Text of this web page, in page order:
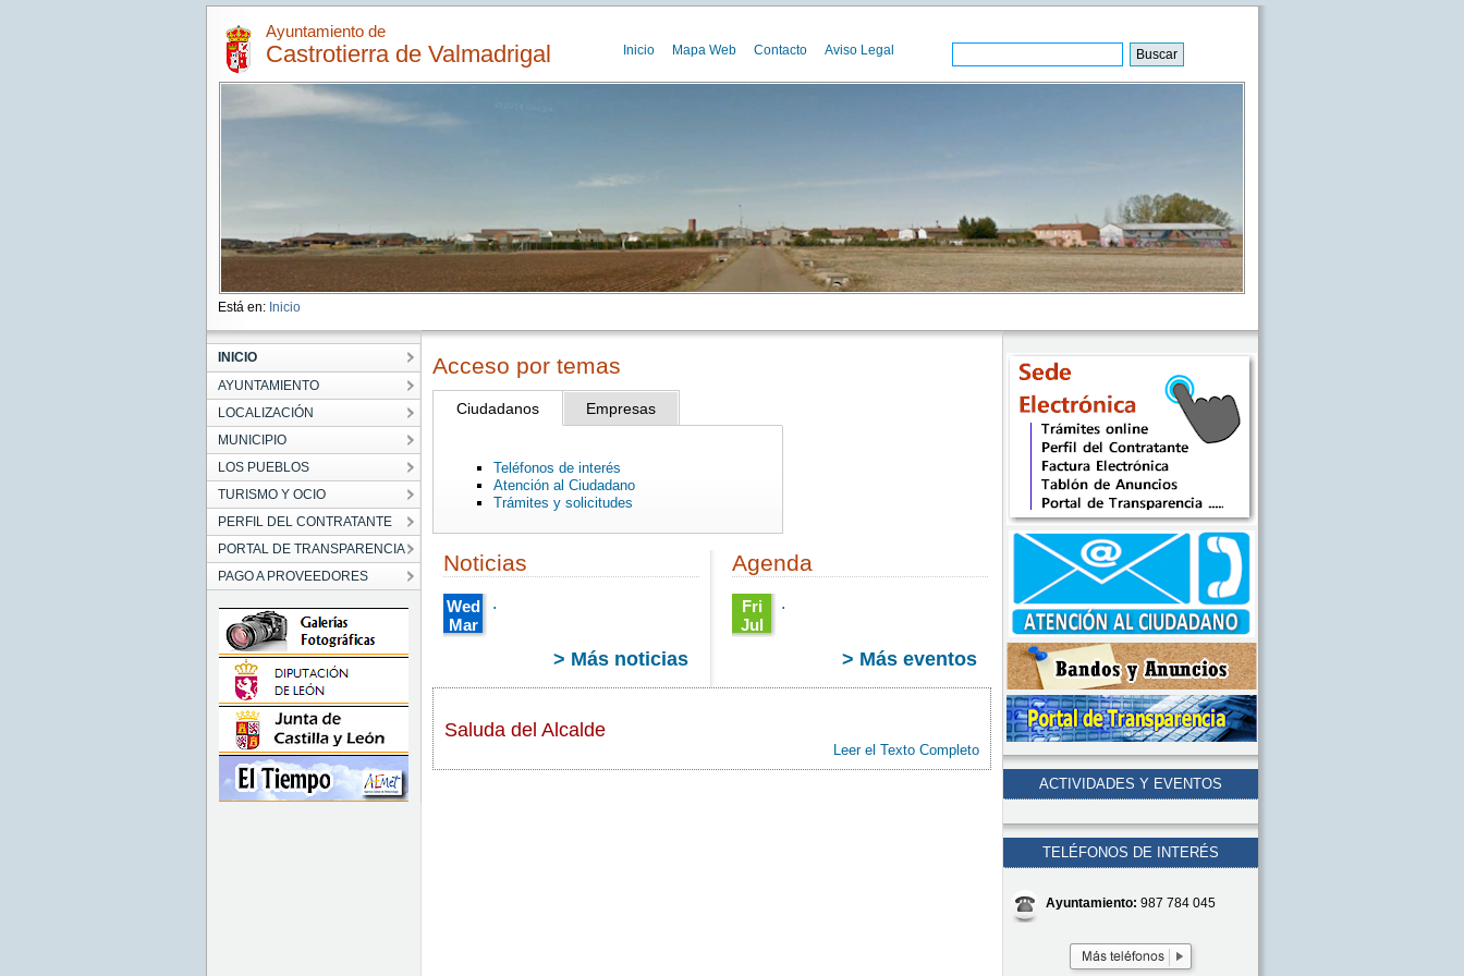
Ayuntamiento de
Castrotierra de Valmadrigal Inicio Mapa Web Contacto Aviso Legal
Está en: Inicio
INICIO
AYUNTAMIENTO
LOCALIZACIÓN
MUNICIPIO
LOS PUEBLOS
TURISMO Y OCIO
PERFIL DEL CONTRATANTE
PORTAL DE TRANSPARENCIA
PAGO A PROVEEDORES
Acceso por temas
Ciudadanos Empresas
Teléfonos de interés
Atención al Ciudadano
Trámites y solicitudes
Noticias
Wed
Mar
Mar
CET
.
> Más noticias
Agenda
Fri
Jul
2012
.
> Más eventos
Saluda del Alcalde
Leer el Texto Completo
ACTIVIDADES Y EVENTOS
TELÉFONOS DE INTERÉS
Ayuntamiento: 987 784 045